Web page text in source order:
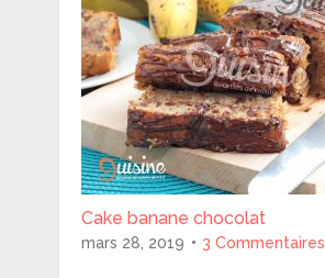
Cake banane chocolat
mars 28, 2019 3 Commentaires